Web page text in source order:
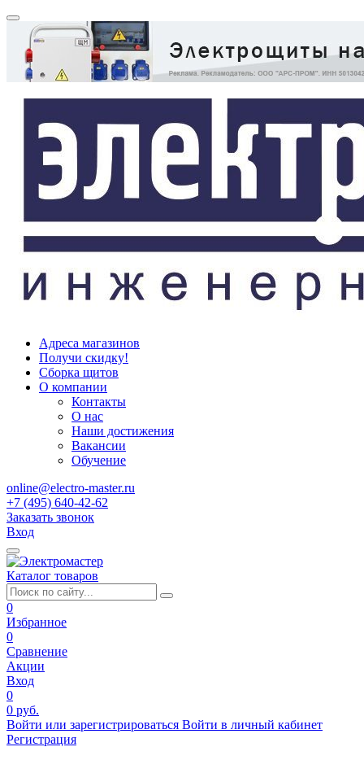
Адреса магазинов
Получи скидку!
Сборка щитов
О компании
Контакты
О нас
Наши достижения
Вакансии
Обучение
online@electro-master.ru
+7 (495) 640-42-62
Заказать звонок
Вход
Каталог товаров
0
Избранное
0
Сравнение
Акции
Вход
0
0 руб.
Войти или зарегистрироваться Войти в личный кабинет
Регистрация